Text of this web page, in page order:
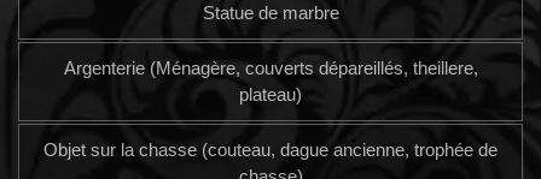
Statue de marbre
Argenterie (Ménagère, couverts dépareillés, theillere,
plateau)
Objet sur la chasse (couteau, dague ancienne, trophée de